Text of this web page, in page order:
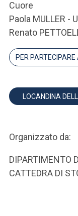
Cuore
Paola MULLER -
Renato
PER
LOCANDINA
Organizzato da:
DIPARTIMENTO
CATTEDRA DI